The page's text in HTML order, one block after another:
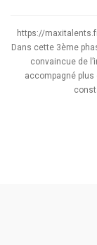
https://
Dans cette 3ème
convaincue de
accompagné plus